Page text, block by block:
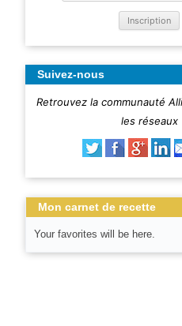
Suivez-nous
Retrouvez la communauté
les réseaux
Mon carnet de recette
Your favorites will be here.